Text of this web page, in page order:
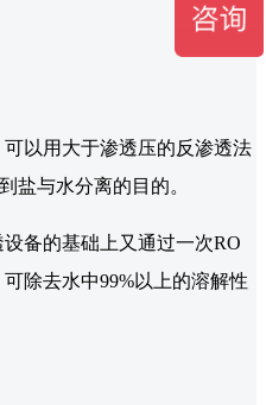
以用大于渗透压的反渗透法
盐与水分离的目的。
备的基础上又通过一次RO
除去水中99%以上的溶解性